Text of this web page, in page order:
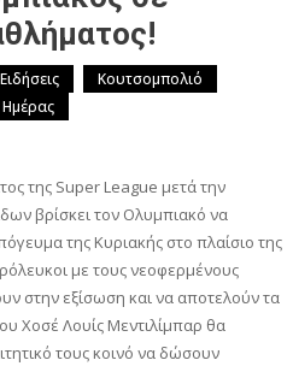
Ειδήσεις
Κουτσομπολιό
της Super League μετά την
βρίσκει τον Ολυμπιακό να
της Κυριακής στο πλαίσιο της
με τους νεοφερμένους
στην εξίσωση και να αποτελούν τα
Χοσέ Λουίς Μεντιλίμπαρ θα
τους κοινό να δώσουν